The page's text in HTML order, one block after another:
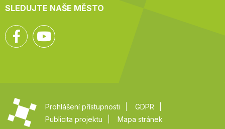
SLEDUJTE NAŠE MĚSTO
Facebook
Prohlášení přístupnosti
GDPR
Publicita projektu
Mapa stránek